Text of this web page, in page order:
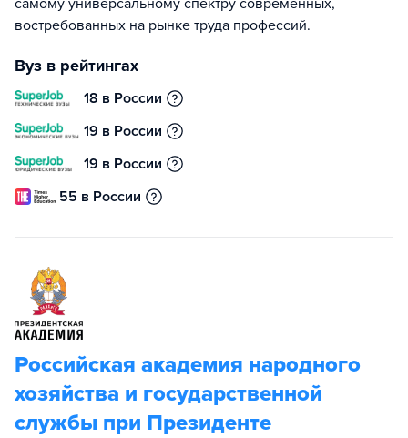
самому универсальному спектру современных,
востребованных на рынке труда профессий.
Вуз в рейтингах
18 в России
19 в России
19 в России
55 в России
Российская академия народного
хозяйства и государственной
службы при Президенте